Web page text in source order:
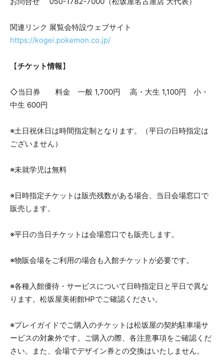
関連リンク 展覧会特設ウェブサイト
https://kogei.pokemon.co.jp/
【チケット情報】
◇当日券 料金 一般 1,700円 高・大生 1,100円 小・
中生 600円
※土日祝休日は時間指定制となります。（平日の日時指定は
ございません）
※未就学児は無料
※日時指定チケットは販売残数がある場合、当日会場窓口で
販売します。
※平日の当日チケットは会場窓口でも販売します。
※物販会場をご利用の場合も入館チケットが必要です。
※各種入館優待・サービスについて日時指定日と平日で異な
ります。松坂屋美術館HPでご確認ください。
※プレイガイドでご購入のチケットは松坂屋の契約駐車場サ
ービスの対象外です。ご購入の際、各注意事項をご確認くだ
さい。また、会場でデザイン券との交換はいたしません。